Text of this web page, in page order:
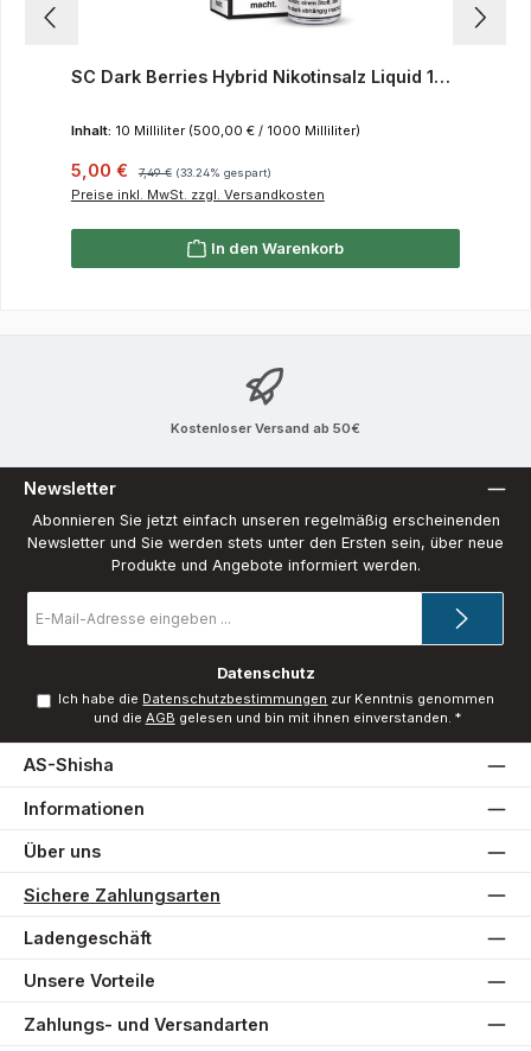
SC Dark Berries Hybrid Nikotinsalz Liquid 10
Inhalt: 10 Milliliter (500,00 € / 1000 Milliliter)
Verkaufspreis:
5,00 € 7,49 € (33.24% gespart)
Preise inkl. MwSt. zzgl. Versandkosten
In den Warenkorb
Kostenloser Versand ab 50€
Newsletter
Abonnieren Sie jetzt einfach unseren regelmäßig erscheinenden
Newsletter und Sie werden stets unter den Ersten sein, über neue
Produkte und Angebote informiert werden.
Mail-
*
Datenschutz
Ich habe die Datenschutzbestimmungen zur Kenntnis genommen
und die AGB gelesen und bin mit ihnen einverstanden. *
AS-Shisha
Informationen
Über uns
Sichere Zahlungsarten
Ladengeschäft
Unsere Vorteile
Zahlungs- und Versandarten